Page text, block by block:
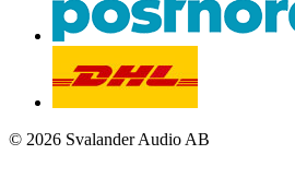
© 2026 Svalander Audio AB